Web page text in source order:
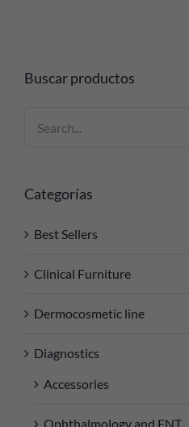
Buscar productos
Categorías
Best Sellers
Clinical Furniture
Dermocosmetic line
Diagnostics
Accessories
Ophthalmology and ENT